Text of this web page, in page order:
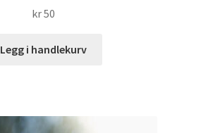
kr50
Legg i handlekurv